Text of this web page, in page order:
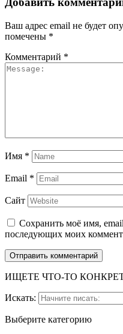
Ваш адрес email не будет
помечены *
Комментарий *
Имя *
Email *
Сайт
Сохранить моё имя,
последующих моих
ИЩЕТЕ ЧТО-ТО
Искать:
Выберите категорию